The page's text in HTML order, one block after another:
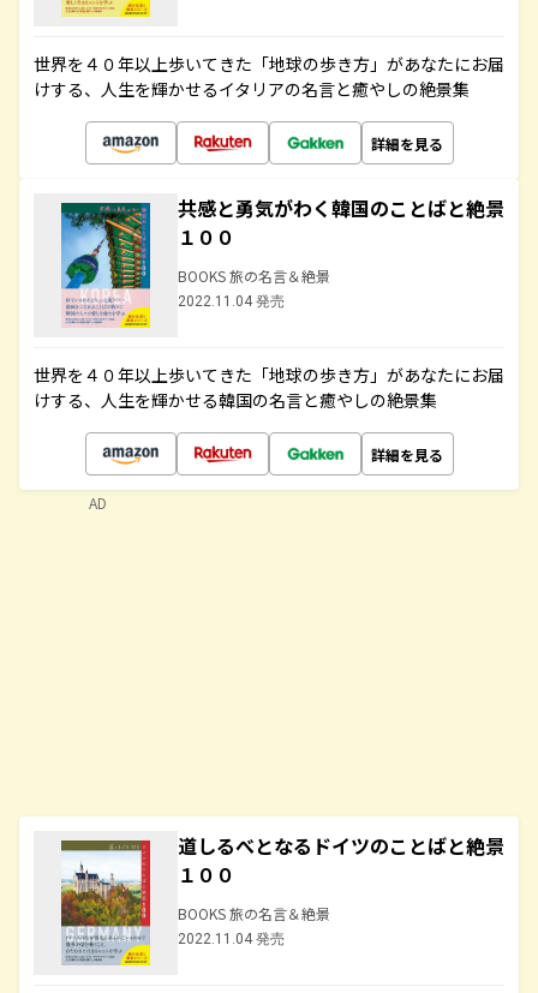
世界を４０年以上歩いてきた「地球の歩き方」があなたにお届
けする、人生を輝かせるイタリアの名言と癒やしの絶景集
詳細を見る
共感と勇気がわく韓国のことばと絶景
１００
BOOKS 旅の名言＆絶景
2022.11.04 発売
世界を４０年以上歩いてきた「地球の歩き方」があなたにお届
けする、人生を輝かせる韓国の名言と癒やしの絶景集
詳細を見る
道しるべとなるドイツのことばと絶景
１００
BOOKS 旅の名言＆絶景
2022.11.04 発売
AD